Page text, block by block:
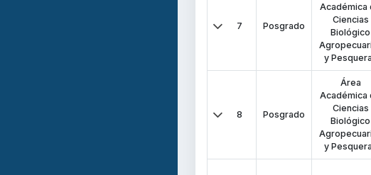
7 Posgrado
Académica
Ciencias
Biológico
y
8 Posgrado
Área
Académica
Ciencias
Biológico
y